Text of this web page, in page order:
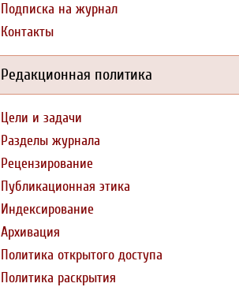
Подписка на журнал
Контакты
Редакционная политика
Цели и задачи
Разделы журнала
Рецензирование
Публикационная этика
Индексирование
Архивация
Политика открытого доступа
Политика раскрытия